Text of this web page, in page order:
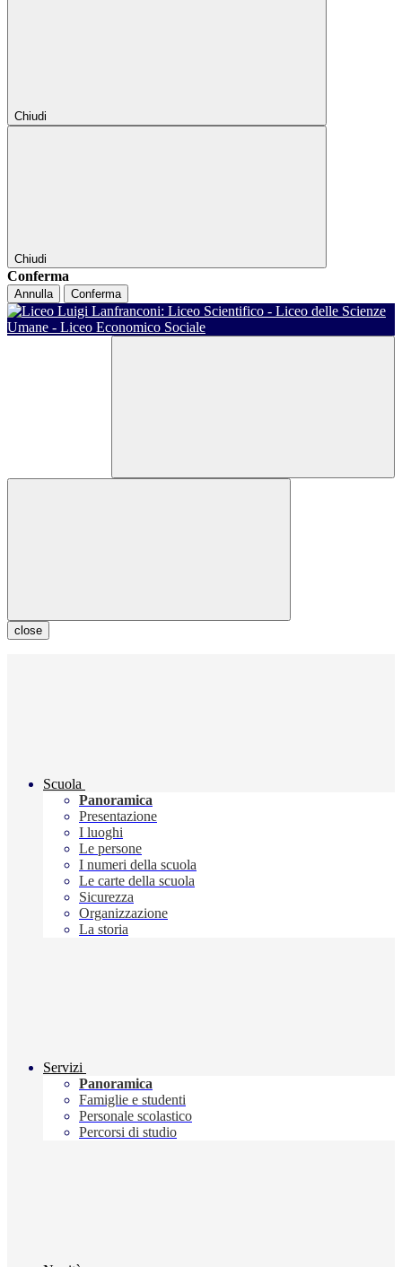
Chiudi
Chiudi
Conferma
Annulla Conferma
close
Scuola
Panoramica
Presentazione
I luoghi
Le persone
I numeri della scuola
Le carte della scuola
Sicurezza
Organizzazione
La storia
Servizi
Panoramica
Famiglie e studenti
Personale scolastico
Percorsi di studio